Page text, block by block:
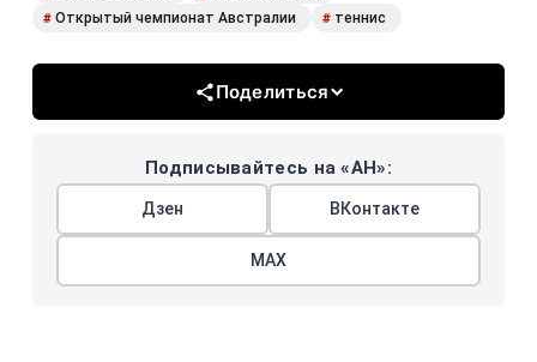
# Открытый чемпионат Австралии # теннис
Поделиться
Подписывайтесь на «АН»:
Дзен ВКонтакте
МАХ